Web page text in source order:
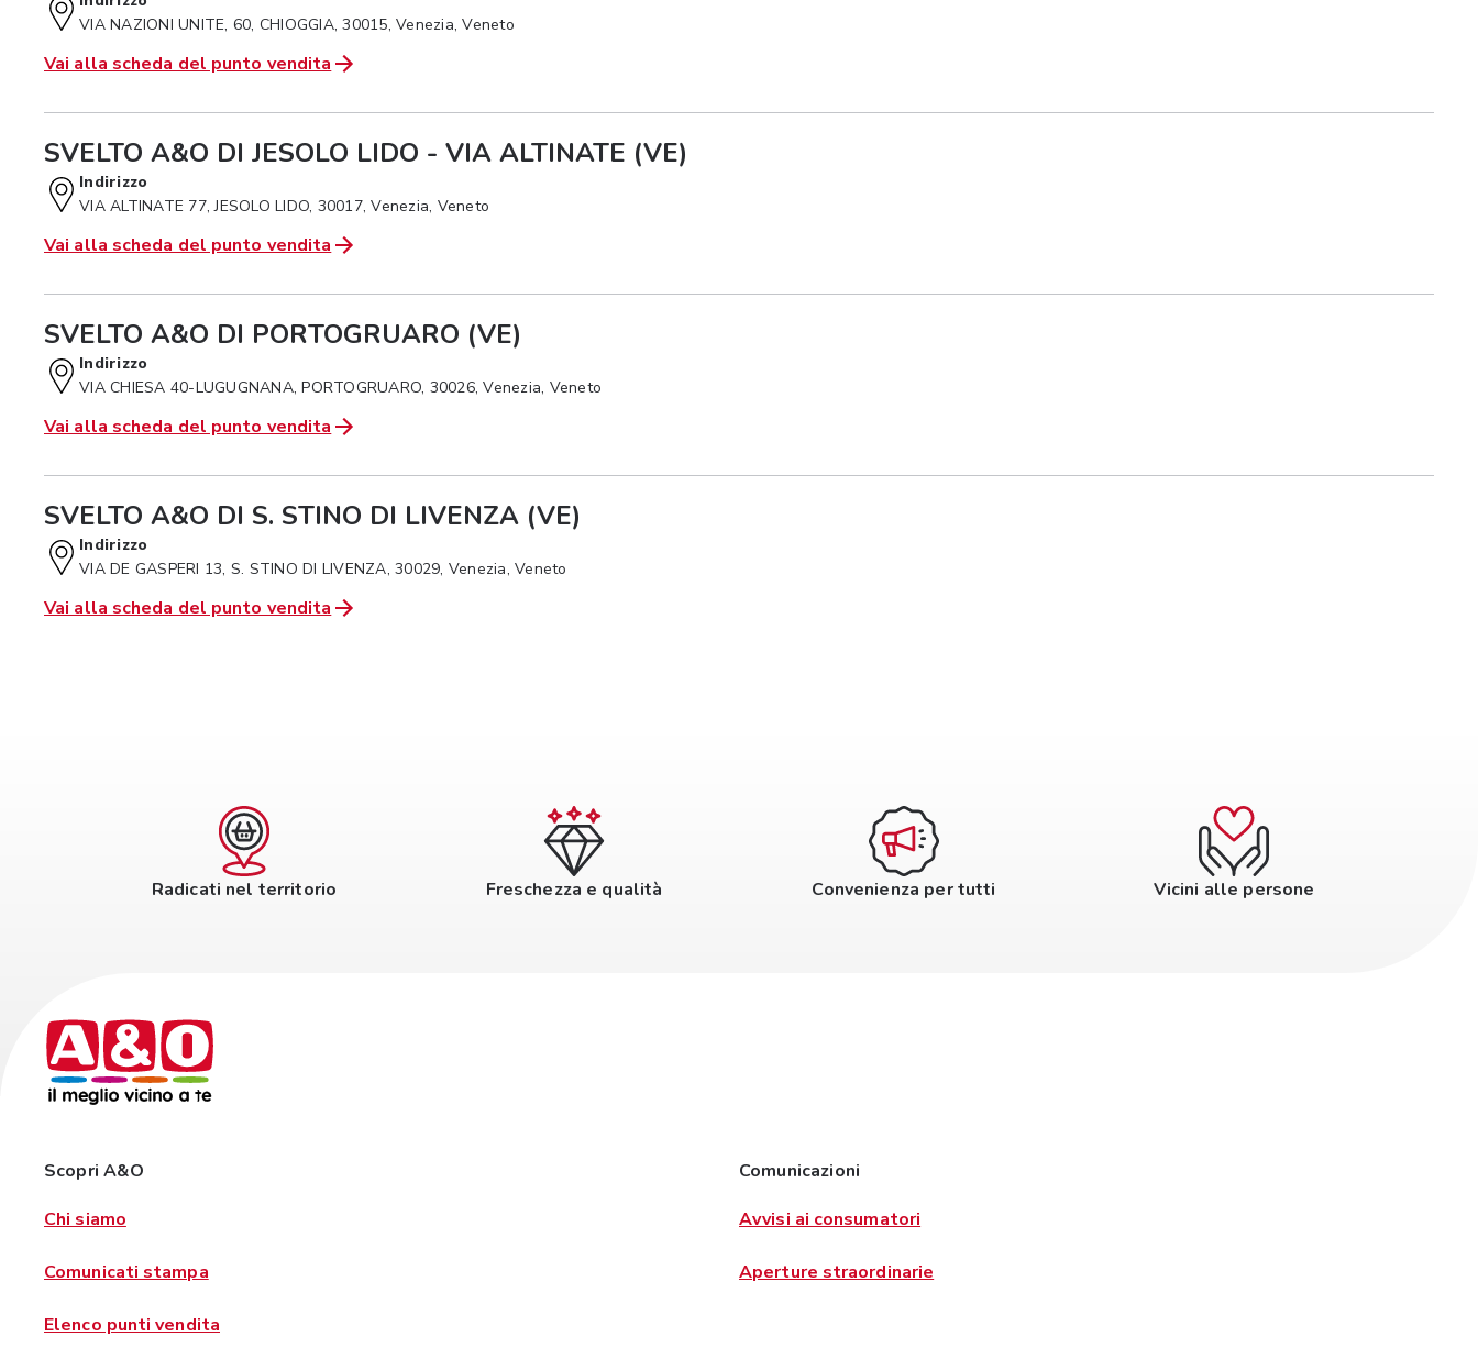
VIA NAZIONI UNITE, 60, CHIOGGIA, 30015, Venezia, Veneto
Vai alla scheda del punto vendita
SVELTO A&O DI JESOLO LIDO - VIA ALTINATE (VE)
Indirizzo
VIA ALTINATE 77, JESOLO LIDO, 30017, Venezia, Veneto
Vai alla scheda del punto vendita
SVELTO A&O DI PORTOGRUARO (VE)
Indirizzo
VIA CHIESA 40-LUGUGNANA, PORTOGRUARO, 30026, Venezia, Veneto
Vai alla scheda del punto vendita
SVELTO A&O DI S. STINO DI LIVENZA (VE)
Indirizzo
VIA DE GASPERI 13, S. STINO DI LIVENZA, 30029, Venezia, Veneto
Vai alla scheda del punto vendita
Radicati nel territorio Freschezza e qualità Convenienza per tutti Vicini alle persone
Scopri A&O
Chi siamo
Comunicati stampa
Elenco punti vendita
Comunicazioni
Avvisi ai consumatori
Aperture straordinarie